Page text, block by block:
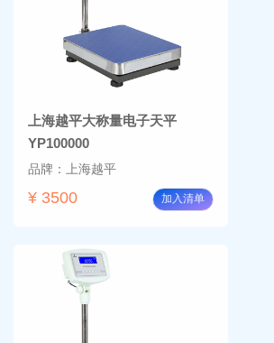
上海越平大称量电子天平
YP100000
品牌：上海越平
¥ 3500 加入清单